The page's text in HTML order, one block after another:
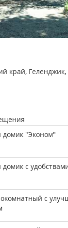
край,
домик "Эконом"
с
с